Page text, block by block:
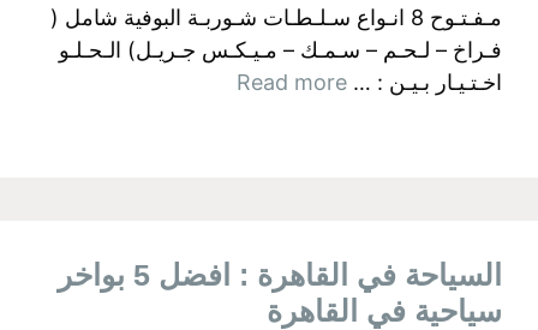
مـفـتـوح 8 انـواع سـلـطـات شـوربـة البوفية شامل (
فـراخ – لـحـم – سـمـك – مـيـكـس جـريـل) الـحـلـو
اخـتـيـار بـيـن : … Read more
السياحة في القاهرة : افضل 5 بواخر
سياحية في القاهرة